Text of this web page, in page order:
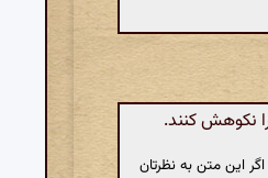
نکوهش کنند.
این متن به نظرتان